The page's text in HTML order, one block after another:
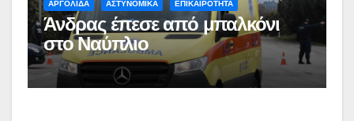
ΑΡΓΟΛΙΔΑ ΑΣΤΥΝΟΜΙΚΑ ΕΠΙΚΑΙΡΟΤΗΤΑ
Άνδρας έπεσε από μπαλκόνι
στο Ναύπλιο